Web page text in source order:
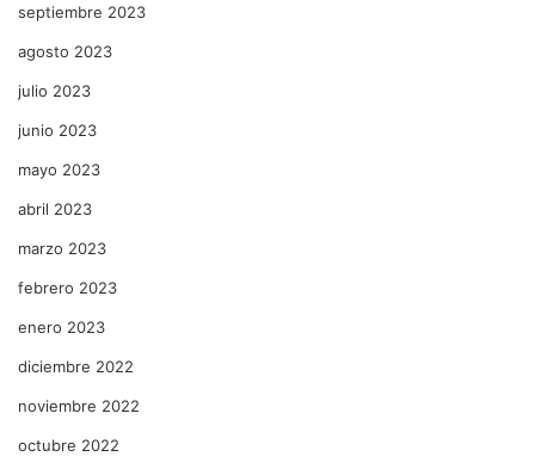
septiembre 2023
agosto 2023
julio 2023
junio 2023
mayo 2023
abril 2023
marzo 2023
febrero 2023
enero 2023
diciembre 2022
noviembre 2022
octubre 2022